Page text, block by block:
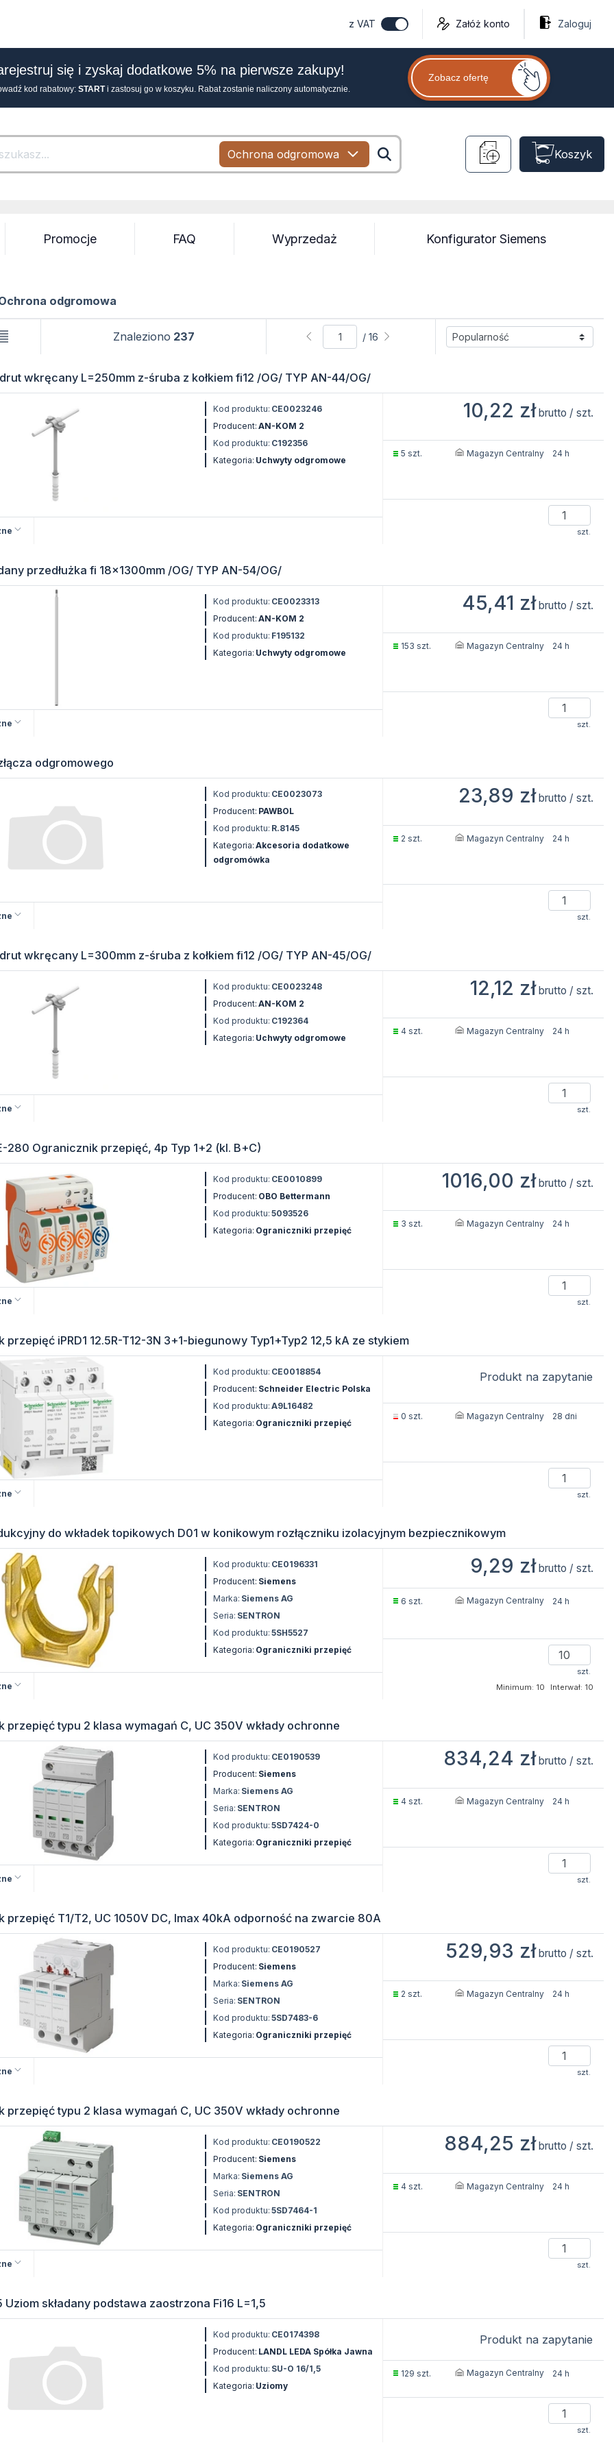
z VAT Załóż konto Zaloguj
się i zyskaj dodatkowe 5% na pierwsze zakupy!
kod rabatowy: STARTi zastosuj go w koszyku. Rabat zostanie naliczony automatycznie.
Zobacz ofertę
Ochrona odgromowa
Search
Koszyk
Promocje FAQ Wyprzedaż Konfigurator Siemens
odgromowa
Znaleziono 237 / 16
wkręcany L=250mm z-śruba z kołkiem fi12 /OG/ TYP AN-44/OG/
Kod produktu: CE0023246
Producent: AN-KOM 2
Kod produktu: C192356
Kategoria: Uchwyty odgromowe
10,22 zł brutto / szt.
5 szt. Magazyn Centralny 24 h
szt.
przedłużka fi 18x1300mm /OG/ TYP AN-54/OG/
Kod produktu: CE0023313
Producent: AN-KOM 2
Kod produktu: F195132
Kategoria: Uchwyty odgromowe
45,41 zł brutto / szt.
153 szt. Magazyn Centralny 24 h
szt.
odgromowego
Kod produktu: CE0023073
Producent: PAWBOL
Kod produktu: R.8145
Kategoria: Akcesoria dodatkowe
odgromówka
23,89 zł brutto / szt.
2 szt. Magazyn Centralny 24 h
szt.
wkręcany L=300mm z-śruba z kołkiem fi12 /OG/ TYP AN-45/OG/
Kod produktu: CE0023248
Producent: AN-KOM 2
Kod produktu: C192364
Kategoria: Uchwyty odgromowe
12,12 zł brutto / szt.
4 szt. Magazyn Centralny 24 h
szt.
280 Ogranicznik przepięć, 4p Typ 1+2 (kl. B+C)
Kod produktu: CE0010899
Producent: OBO Bettermann
Kod produktu: 5093526
Kategoria: Ograniczniki przepięć
1016,00 zł brutto / szt.
3 szt. Magazyn Centralny 24 h
szt.
przepięć iPRD1 12.5R-T12-3N 3+1-biegunowy Typ1+Typ2 12,5 kA ze stykiem
Kod produktu: CE0018854
Producent: Schneider Electric Polska
Kod produktu: A9L16482
Kategoria: Ograniczniki przepięć
Produkt na zapytanie
0 szt. Magazyn Centralny 28 dni
szt.
do wkładek topikowych D01 w konikowym rozłączniku izolacyjnym bezpiecznikowym
Kod produktu: CE0196331
Producent: Siemens
Marka: Siemens AG
Seria: SENTRON
Kod produktu: 5SH5527
Kategoria: Ograniczniki przepięć
9,29 zł brutto / szt.
6 szt. Magazyn Centralny 24 h
szt.
Minimum: 10
Interwał: 10
przepięć typu 2 klasa wymagań C, UC 350V wkłady ochronne
Kod produktu: CE0190539
Producent: Siemens
Marka: Siemens AG
Seria: SENTRON
Kod produktu: 5SD7424-0
Kategoria: Ograniczniki przepięć
834,24 zł brutto / szt.
4 szt. Magazyn Centralny 24 h
szt.
przepięć T1/T2, UC 1050V DC, Imax 40kA odporność na zwarcie 80A
Kod produktu: CE0190527
Producent: Siemens
Marka: Siemens AG
Seria: SENTRON
Kod produktu: 5SD7483-6
Kategoria: Ograniczniki przepięć
529,93 zł brutto / szt.
2 szt. Magazyn Centralny 24 h
szt.
przepięć typu 2 klasa wymagań C, UC 350V wkłady ochronne
Kod produktu: CE0190522
Producent: Siemens
Marka: Siemens AG
Seria: SENTRON
Kod produktu: 5SD7464-1
Kategoria: Ograniczniki przepięć
884,25 zł brutto / szt.
4 szt. Magazyn Centralny 24 h
szt.
Uziom składany podstawa zaostrzona Fi16 L=1,5
Kod produktu: CE0174398
Producent: LANDL LEDA Spółka Jawna
Kod produktu: SU-O 16/1,5
Kategoria: Uziomy
Produkt na zapytanie
129 szt. Magazyn Centralny 24 h
szt.